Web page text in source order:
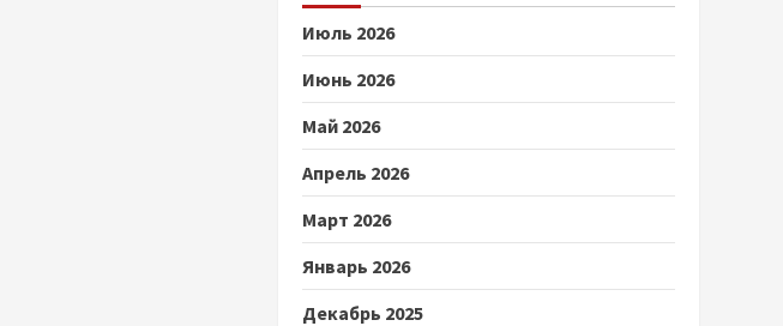
Июль 2026
Июнь 2026
Май 2026
Апрель 2026
Март 2026
Январь 2026
Декабрь 2025